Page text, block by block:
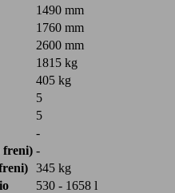
1490 mm
1760 mm
2600 mm
1815 kg
405 kg
5
5
-
freni) -
345 kg
530 - 1658 l